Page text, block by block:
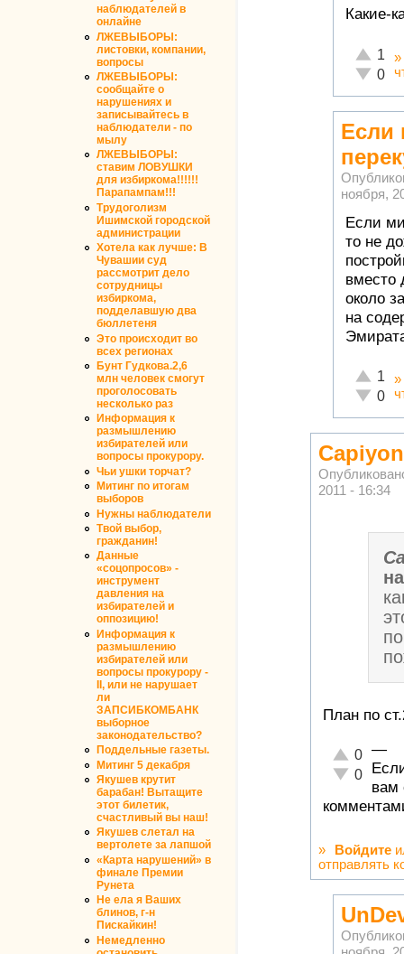
наблюдателей в
онлайне
ЛЖЕВЫБОРЫ:
листовки, компании,
вопросы
ЛЖЕВЫБОРЫ:
сообщайте о
нарушениях и
записывайтесь в
наблюдатели - по
мылу
ЛЖЕВЫБОРЫ:
ставим ЛОВУШКИ
для избиркома!!!!!!
Парапампам!!!
Трудоголизм
Ишимской городской
администрации
Хотела как лучше: В
Чувашии суд
рассмотрит дело
сотрудницы
избиркома,
подделавшую два
бюллетеня
Это происходит во
всех регионах
Бунт Гудкова.2,6
млн человек смогут
проголосовать
несколько раз
Информация к
размышлению
избирателей или
вопросы прокурору.
Чьи ушки торчат?
Митинг по итогам
выборов
Нужны наблюдатели
Твой выбор,
гражданин!
Данные
«соцопросов» -
инструмент
давления на
избирателей и
оппозицию!
Информация к
размышлению
избирателей или
вопросы прокурору -
II, или не нарушает
ли
ЗАПСИБКОМБАНК
выборное
законодательство?
Поддельные газеты.
Митинг 5 декабря
Якушев крутит
барабан! Вытащите
этот билетик,
счастливый вы наш!
Якушев слетал на
вертолете за лапшой
«Карта нарушений» в
финале Премии
Рунета
Не ела я Ваших
блинов, г-н
Пискайкин!
Немедленно
Какие-
1
0
»
Если
ноября,
Если
то не
вместо
около
на
1
0
»
2011 - 16:34
План по
Отлично!
0
0
—
вам
» Войдите
отправлять